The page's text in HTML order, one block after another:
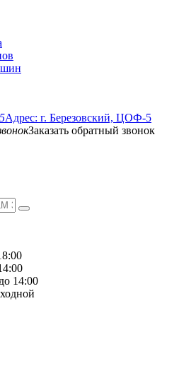
шин
Адрес: г. Березовский, ЦОФ-5
Заказать обратный звонок
14:00